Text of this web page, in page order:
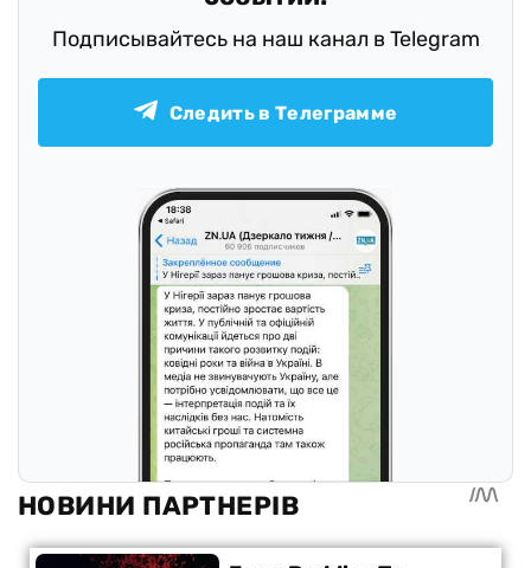
Подписывайтесь на наш канал в Telegram
Следить в Телеграмме